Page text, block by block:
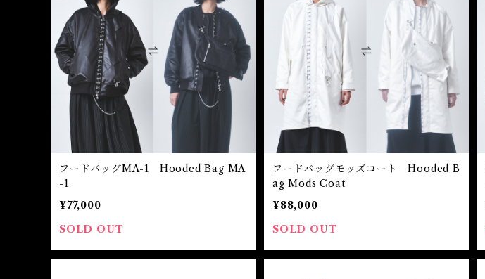
フードバッグMA-1 Hooded Bag MA
-1
¥77,000
SOLD OUT
フードバッグモッズコート Hooded B
ag Mods Coat
¥88,000
SOLD OUT